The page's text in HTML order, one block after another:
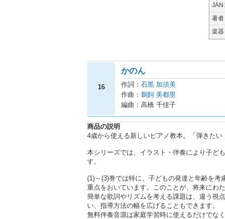
JAN
著者
楽器
16
かのん
作詞： 石黒 加須美
作曲： 鵜飼 美都里
編曲：高橋 千佳子
商品の説明
4歳から使える新しいピアノ教本。「弾きた
本シリーズでは、イラスト・伴奏により子ど
す。
(1)～(3)巻では特に、子どもの発達と年齢を
重点をおいています。このことが、将来にわ
簡単な歌詞やリズムを考える課題は、違う視
い、指導方法の幅を広げることもできます。
無料伴奏音源は家庭学習時に使えるだけでな